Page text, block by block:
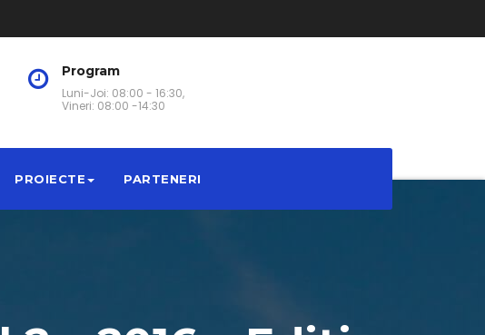
Program
Luni-Joi: 08:00 - 16:30,
Vineri: 08:00 -14:30
PROIECTE PARTENERI